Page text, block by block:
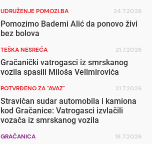
UDRUŽENJE POMOZI.BA 24.7.2026
Pomozimo Bademi Alić da ponovo živi
bez bolova
TEŠKA NESREĆA 21.7.2026
Gračanički vatrogasci iz smrskanog
vozila spasili Miloša Velimirovića
POTVRĐENO ZA "AVAZ" 21.7.2026
Stravičan sudar automobila i kamiona
kod Gračanice: Vatrogasci izvlačili
vozača iz smrskanog vozila
GRAČANICA 18.7.2026